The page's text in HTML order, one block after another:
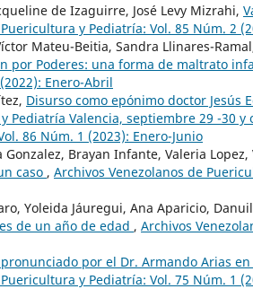
de Izaguirre, José Levy Mizrahi,
y Pediatría: Vol. 85 Núm. 2
Mateu-Beitia, Sandra Llinares-
por Poderes: una forma de maltrato
Enero-Abril
Disurso como epónimo doctor Jesús
Pediatría Valencia, septiembre 29 -30 y
86 Núm. 1 (2023): Enero-Junio
Brayan Infante, Valeria Lopez,
caso , Archivos Venezolanos de
Yoleida Jáuregui, Ana Aparicio,
de un año de edad , Archivos
por el Dr. Armando Arias
y Pediatría: Vol. 75 Núm. 1